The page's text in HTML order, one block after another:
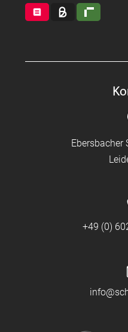
Ebersbacher
+49 (0)